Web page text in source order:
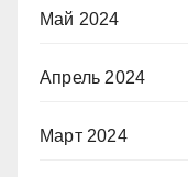
Май 2024
Апрель 2024
Март 2024